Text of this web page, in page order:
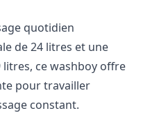
quotidien
de 24 litres et une
litres, ce washboy offre
pour travailler
constant.